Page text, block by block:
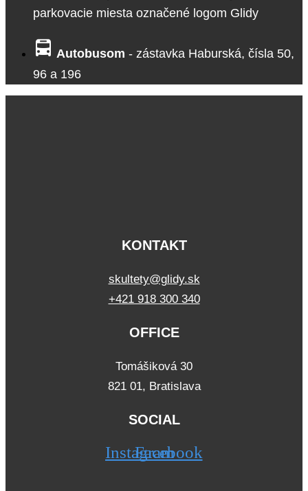
parkovacie miesta označené logom Glidy
Autobusom - zástavka Haburská, čísla 50,
96 a 196
KONTAKT
skultety@glidy.sk
+421 918 300 340
OFFICE
Tomášiková 30
821 01, Bratislava
SOCIAL
Instagram
Facebook